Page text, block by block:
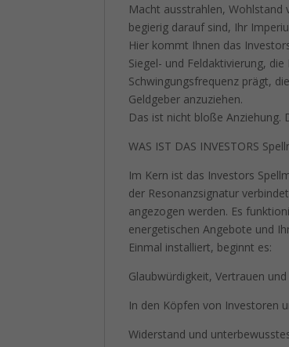
Macht ausstrahlen,
begierig darauf sind, Ihr
Hier kommt Ihnen das
Siegel- und Feldaktivierung,
Schwingungsfrequenz prägt,
Geldgeber anzuziehen.
Das ist nicht bloße Anziehung.
WAS IST DAS INVESTORS
Im Kern ist das Investors
der Resonanzsignatur
angezogen werden. Es
energetischen Angebote und
Einmal installiert, beginnt es:
Glaubwürdigkeit, Vertrauen
In den Köpfen von Investoren
Widerstand und